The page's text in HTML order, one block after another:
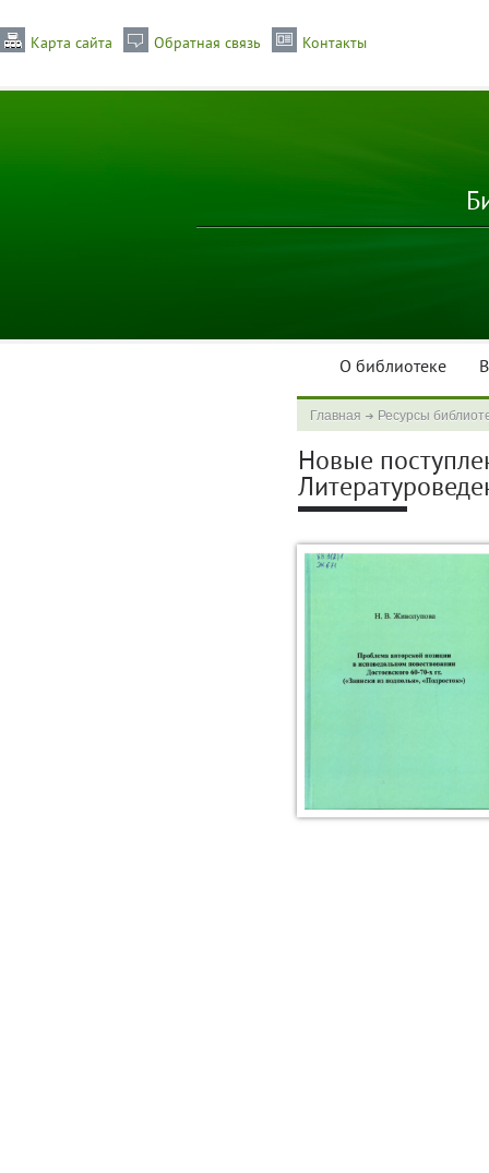
Карта сайта Обратная связь Контакты
О библиотеке
Главная Ресурсы
Новые